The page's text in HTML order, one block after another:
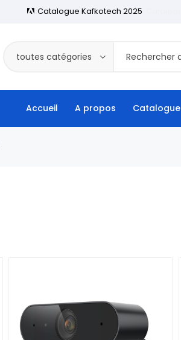
Catalogue Kafkotech 2025
toutes catégories
Accueil A propos Catalogue